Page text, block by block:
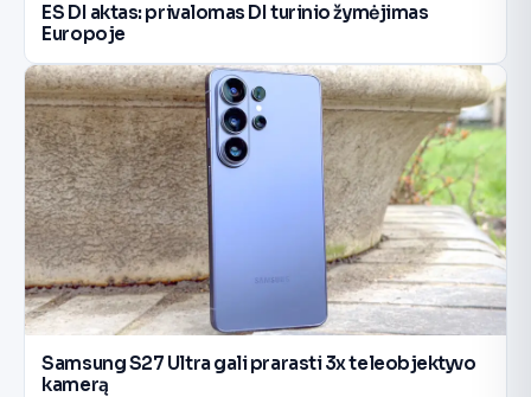
ES DI aktas: privalomas DI turinio žymėjimas
Europoje
Samsung S27 Ultra gali prarasti 3x teleobjektyvo
kamerą